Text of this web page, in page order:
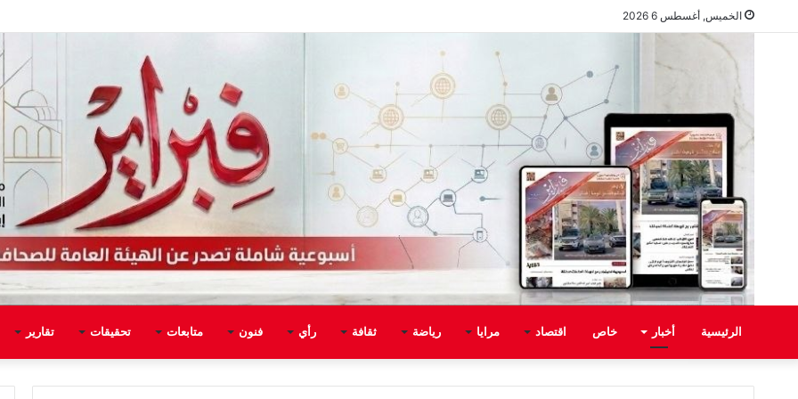
الخميس, أغسطس 6 2026
الرئيسية أخبار خاص اقتصاد مرايا رياضة ثقافة رأي فنون متابعات تحقيقات تقارير